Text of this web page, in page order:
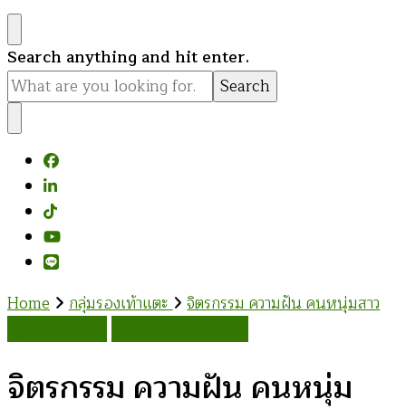
Looking
for
Something?
Search anything and hit enter.
Home กลุ่มรองเท้าแตะ จิตรกรรม ความฝัน คนหนุ่มสาว
จิตรกรรม ความฝัน คนหนุ่ม